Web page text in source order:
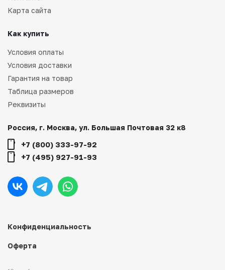
Конфиденциальность
Оферта
Карта сайта
Как купить
Условия оплаты
Условия доставки
Гарантия на товар
Таблица размеров
Реквизиты
Россия, г. Москва, ул. Большая Почтовая 32 к8
+7 (800) 333-97-92
+7 (495) 927-91-93